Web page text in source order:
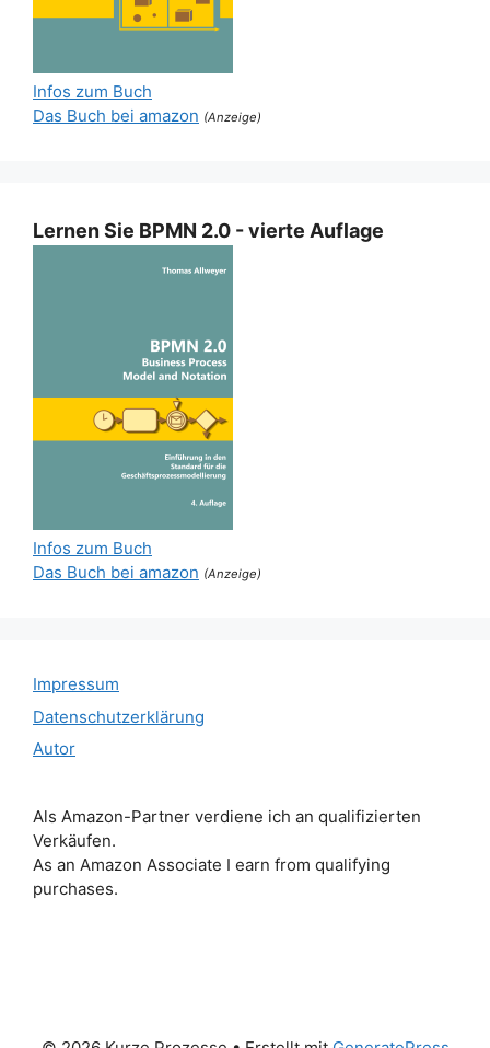
Infos zum Buch
Das Buch bei amazon (Anzeige)
Lernen Sie BPMN 2.0 - vierte Auflage
Infos zum Buch
Das Buch bei amazon (Anzeige)
Impressum
Datenschutzerklärung
Autor
Als Amazon-Partner verdiene ich an qualifizierten
Verkäufen.
As an Amazon Associate I earn from qualifying
purchases.